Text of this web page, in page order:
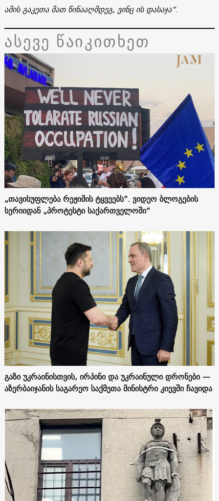
ამის გაკეთა მათ წინააღმდეგ, ვინც ის დასაჯა“.
ასევე წაიკითხეთ
„თავისუფლება რეჟიმის ტყვეებს“. ვიდეო ბლოგების
სერიიდან „პროტესტი საქართველოში“
გაზი უკრაინისთვის, ირპინი და უკრაინული დრონები —
აზერბაიჯანის საგარეო საქმეთა მინისტრი კიევში ჩავიდა